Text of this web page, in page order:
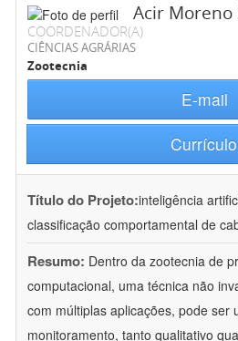
Acir Moreno
COORDENADOR(A)
CIÊNCIAS AGRÁRIAS
Zootecnia
E-mail
Currículo
Título do Projeto:inteligência
classificação comportamental de
Resumo: Dentro da zootecnia de
computacional, uma técnica não
com múltiplas aplicações, pode ser
monitoramento, tanto qualitativo